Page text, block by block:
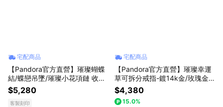
宅配商品
【Pandora官方直營】璀璨蝴蝶
結/蝶戀吊墜/璀璨小花項鏈 收禮
人自選 永生花束組
$5,280
客製刻印
宅配商品
【Pandora官方直營】璀璨幸運
草可拆分戒指-鍍14k金/玫瑰金
永生花束組
$4,380
15.0%